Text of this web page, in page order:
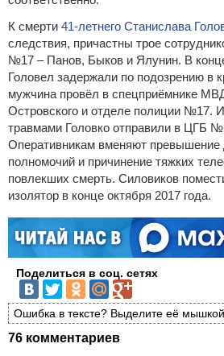
К смерти 41-летнего Станислава
следствия, причастны трое
№17 – Панов, Быков и Ялунин. В
Головел задержали по подозрению в
мужчина провёл в спецприёмнике
Островского и отделе полиции №17.
травмами Головко отправили в ЦГБ
Оперативникам вменяют превышение
полномочий и причинение тяжких
повлекших смерть. Силовиков
изолятор в конце октября 2017 года.
Поделиться в соц. сетях
Ошибка в тексте? Выделите её
76 комментариев